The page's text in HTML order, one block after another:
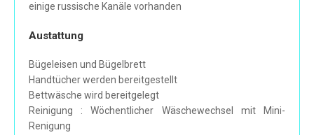
einige russische Kanäle vorhanden
Austattung
Bügeleisen und Bügelbrett
Handtücher werden bereitgestellt
Bettwäsche wird bereitgelegt
Reinigung : Wöchentlicher Wäschewechsel mit Mini-
Renigung